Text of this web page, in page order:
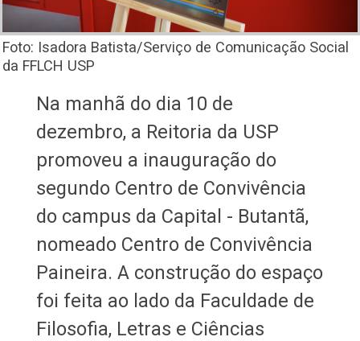
Foto: Isadora Batista/Serviço de Comunicação Social
da FFLCH USP
Na manhã do dia 10 de
dezembro, a Reitoria da USP
promoveu a inauguração do
segundo Centro de Convivência
do campus da Capital - Butantã,
nomeado Centro de Convivência
Paineira. A construção do espaço
foi feita ao lado da Faculdade de
Filosofia, Letras e Ciências